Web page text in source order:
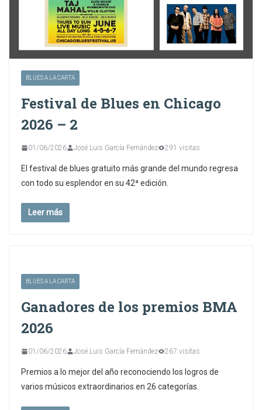
BLUES A LA CARTA
Festival de Blues en Chicago
2026 – 2
01/06/2026 José Luis García Fernández 291 visitas
El festival de blues gratuito más grande del mundo regresa
con todo su esplendor en su 42ª edición.
Leer más
BLUES A LA CARTA
Ganadores de los premios BMA
2026
01/06/2026 José Luis García Fernández 267 visitas
Premios a lo mejor del año reconociendo los logros de
varios músicos extraordinarios en 26 categorías.